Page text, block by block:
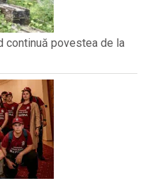
continuă povestea de la